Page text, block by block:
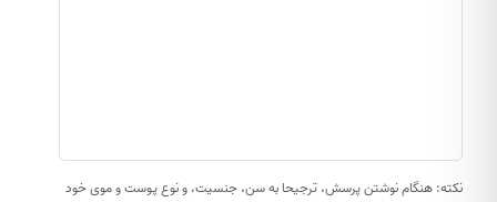
نکته: هنگام نوشتن پرسش، ترجیحا به سن، جنسیت، و نوع پوست و موی خود